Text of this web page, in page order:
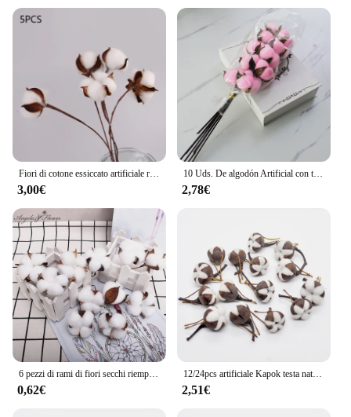
3,00€
10 Uds. De algodón Artificial con tallos, rama de cabeza de flor Artificial hecha a mano, guirnalda de flores de campo Retro, ramo de decoración del hogar
2,78€
0,62€
12/24pcs artificiale Kapok testa naturale essiccato falciatrici di cotone fai da te corona Bouquet pasqua decorazione caduta Home Decor Flores Secas
2,51€